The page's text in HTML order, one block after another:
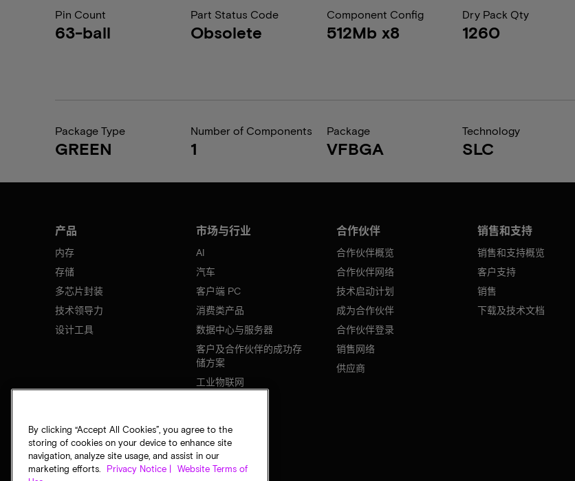
Pin Count
63-ball
Part Status Code
Obsolete
Component Config
512Mb x8
Dry Pack Qty
1260
Package Type
GREEN
Number of Components
1
Package
VFBGA
Technology
SLC
产品
内存
存储
多芯片封装
技术领导力
设计工具
市场与行业
AI
汽车
客户端 PC
消费类产品
数据中心与服务器
客户及合作伙伴的成功存
储方案
工业物联网
合作伙伴
合作伙伴概览
合作伙伴网络
技术启动计划
成为合作伙伴
合作伙伴登录
销售网络
供应商
销售和支持
销售和支持概览
客户支持
销售
下载及技术文档
By clicking “Accept All Cookies”, you agree to the
storing of cookies on your device to enhance site
navigation, analyze site usage, and assist in our
marketing efforts.
Privacy Notice |
Website Terms of